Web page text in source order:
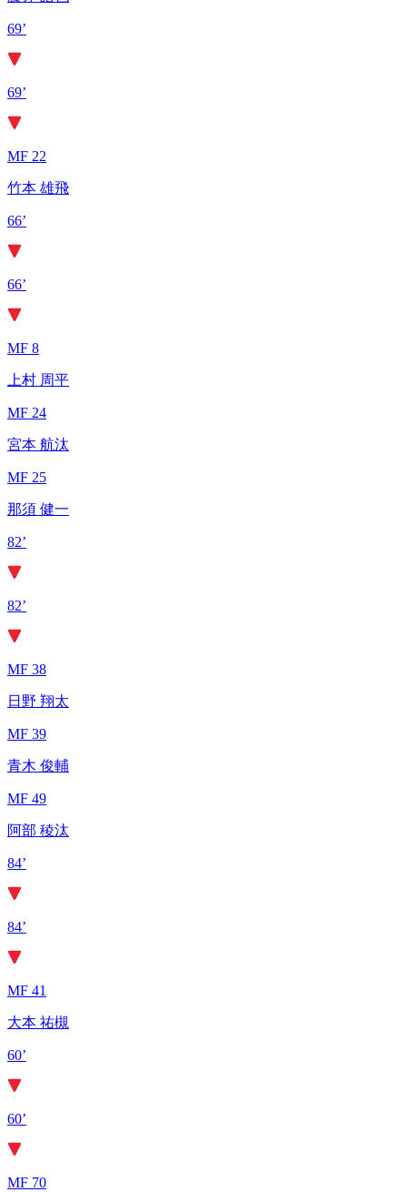
69’
69’
MF 22
竹本 雄飛
66’
66’
MF 8
上村 周平
MF 24
宮本 航汰
MF 25
那須 健一
82’
82’
MF 38
日野 翔太
MF 39
青木 俊輔
MF 49
阿部 稜汰
84’
84’
MF 41
大本 祐槻
60’
60’
MF 70